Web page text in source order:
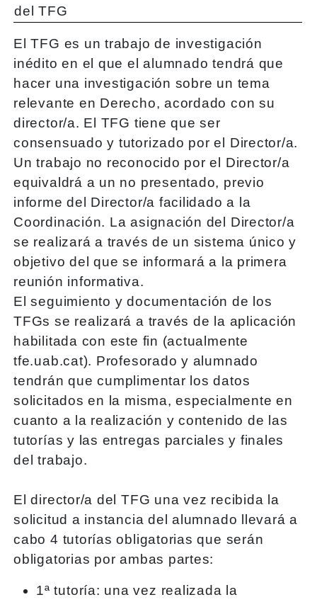
del TFG
El TFG es un trabajo de investigación
inédito en el que el alumnado tendrá que
hacer una investigación sobre un tema
relevante en Derecho, acordado con su
director/a. El TFG tiene que ser
consensuado y tutorizado por el Director/a.
Un trabajo no reconocido por el Director/a
equivaldrá a un no presentado, previo
informe del Director/a facilidado a la
Coordinación. La asignación del Director/a
se realizará a través de un sistema único y
objetivo del que se informará a la primera
reunión informativa.
El seguimiento y documentación de los
TFGs se realizará a través de la aplicación
habilitada con este fin (actualmente
tfe.uab.cat). Profesorado y alumnado
tendrán que cumplimentar los datos
solicitados en la misma, especialmente en
cuanto a la realización y contenido de las
tutorías y las entregas parciales y finales
del trabajo.
El director/a del TFG una vez recibida la
solicitud a instancia del alumnado llevará a
cabo 4 tutorías obligatorias que serán
obligatorias por ambas partes:
1ª tutoría: una vez realizada la